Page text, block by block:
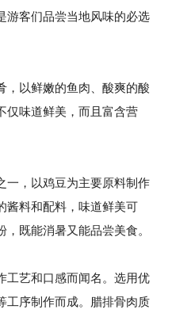
游客们品尝当地风味的必选
以鲜嫩的鱼肉、酸爽的酸
仅味道鲜美，而且富含营
，以鸡豆为主要原料制作
酱料和配料，味道鲜美可
既能消暑又能品尝美食。
艺和口感而闻名。选用优
工序制作而成。腊排骨肉质